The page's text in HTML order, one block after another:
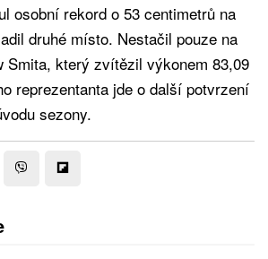
osobní rekord o 53 centimetrů na
druhé místo. Nestačil pouze na
Smita, který zvítězil výkonem 83,09
reprezentanta jde o další potvrzení
sezony.